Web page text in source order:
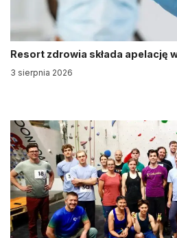
Resort zdrowia składa apelację
3 sierpnia 2026